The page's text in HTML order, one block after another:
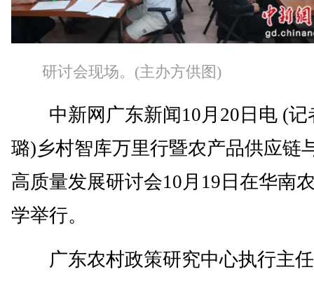
研讨会现场。(主办方供图)
中新网广东新闻10月20日电 (记
璐)乡村智库万里行暨农产品供应链
高质量发展研讨会10月19日在华南
学举行。
广东农村政策研究中心执行主